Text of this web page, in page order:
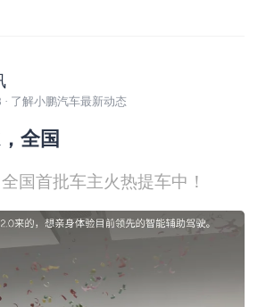
· 了解小鹏汽车最新动态
全国
国首批车主火热提车中！